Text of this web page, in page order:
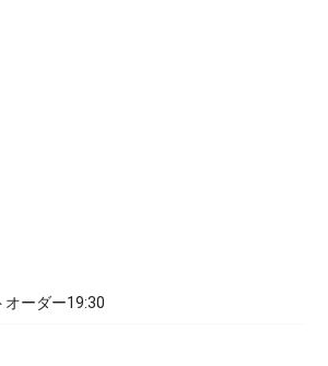
ーダー19:30